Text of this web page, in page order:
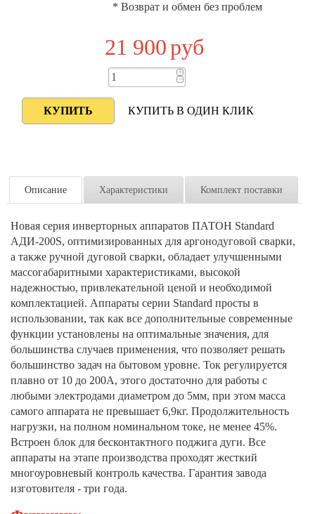
* Возврат и обмен без проблем
21 900руб
+
−
КУПИТЬ В ОДИН КЛИК
Описание Характеристики Комплект поставки
Новая серия инверторных аппаратов ПАТОН Standard
АДИ-200S, оптимизированных для аргонодуговой сварки,
а также ручной дуговой сварки, обладает улучшенными
массогабаритными характеристиками, высокой
надежностью, привлекательной ценой и необходимой
комплектацией. Аппараты серии Standard просты в
использовании, так как все дополнительные современные
функции установлены на оптимальные значения, для
большинства случаев применения, что позволяет решать
большинство задач на бытовом уровне. Ток регулируется
плавно от 10 до 200А, этого достаточно для работы с
любыми электродами диаметром до 5мм, при этом масса
самого аппарата не превышает 6,9кг. Продолжительность
нагрузки, на полном номинальном токе, не менее 45%.
Встроен блок для бесконтактного поджига дуги. Все
аппараты на этапе производства проходят жесткий
многоуровневый контроль качества. Гарантия завода
изготовителя - три года.